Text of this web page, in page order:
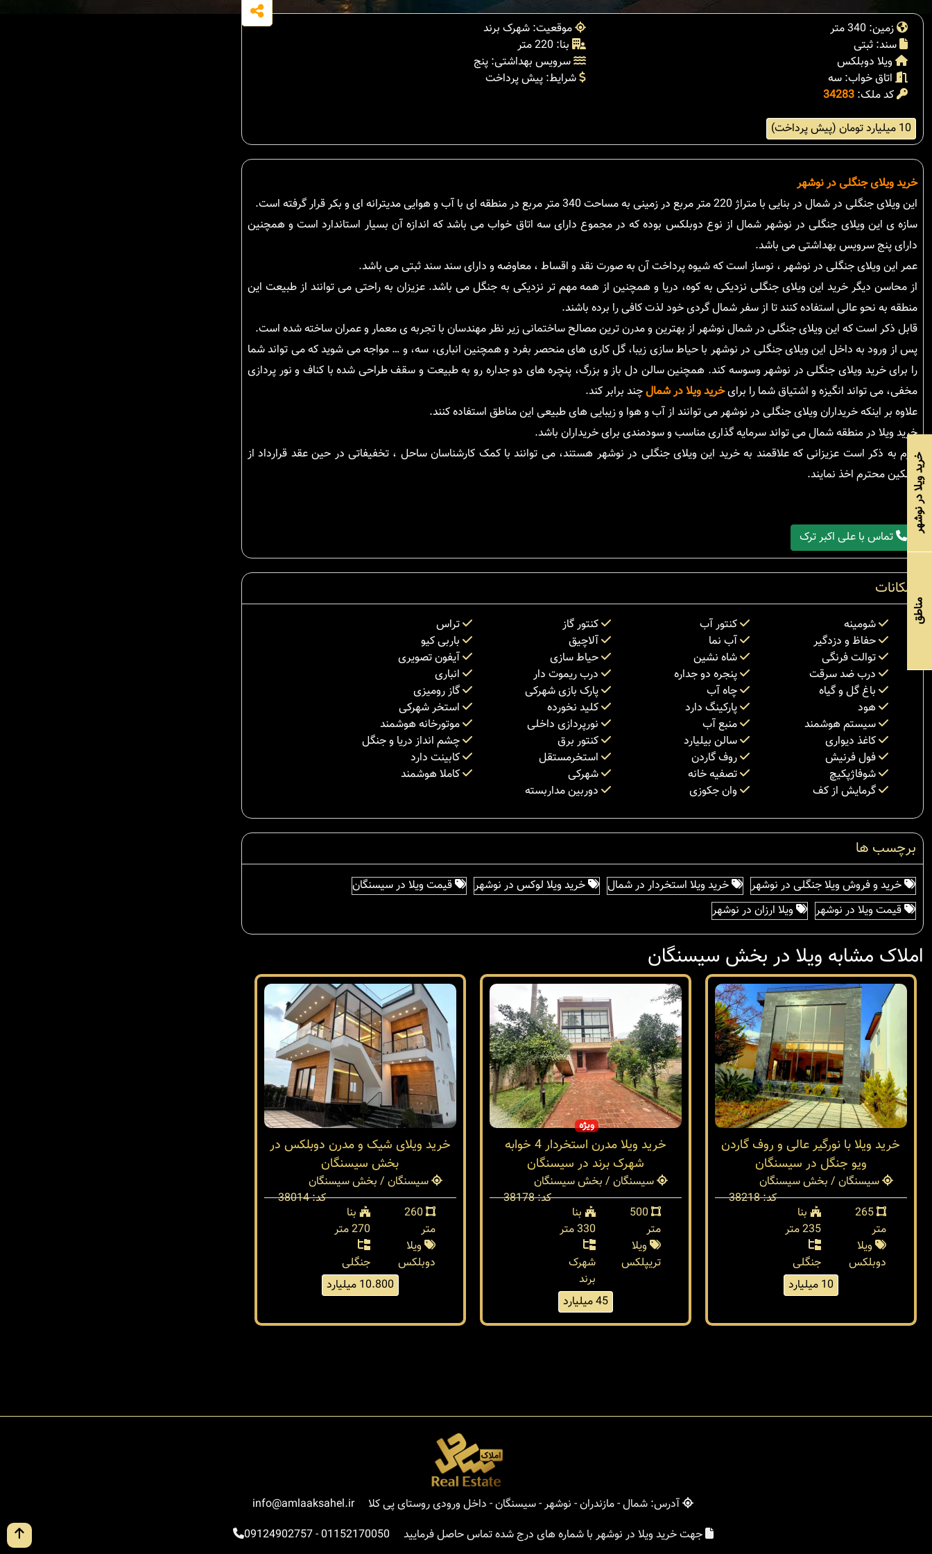
زمین: 340 متر
موقعیت: شهرک برند
سند: ثبتی
بنا: 220 متر
ویلا دوبلکس
سرویس بهداشتی: پنج
اتاق خواب: سه
شرایط: پیش پرداخت
کد ملک: 34283
10 میلیارد تومان (پیش پرداخت)
خرید ویلای جنگلی در نوشهر
این ویلای جنگلی در شمال در بنایی با متراژ 220 متر مربع در زمینی به مساحت 340 متر مربع در منطقه ای با آب و هوایی مدیترانه ای و بکر قرار گرفته است.
سازه ی این ویلای جنگلی در نوشهر شمال از نوع دوبلکس بوده که در مجموع دارای سه اتاق خواب می باشد که اندازه آن بسیار استاندارد است و همچنین
دارای پنج سرویس بهداشتی می باشد.
عمر این ویلای جنگلی در نوشهر ، نوساز است که شیوه پرداخت آن به صورت نقد و اقساط ، معاوضه و دارای سند سند ثبتی می باشد.
از محاسن دیگر خرید این ویلای جنگلی نزدیکی به کوه، دریا و همچنین از همه مهم تر نزدیکی به جنگل می باشد. عزیزان به راحتی می توانند از طبیعت این
منطقه به نحو عالی استفاده کنند تا از سفر شمال گردی خود لذت کافی را برده باشند.
قابل ذکر است که این ویلای جنگلی در شمال نوشهر از بهترین و مدرن ترین مصالح ساختمانی زیر نظر مهندسان با تجربه ی معمار و عمران ساخته شده است.
پس از ورود به داخل این ویلای جنگلی در نوشهر با حیاط سازی زیبا، گل کاری های منحصر بفرد و همچنین انباری، سه، و … مواجه می شوید که می تواند شما
را برای خرید ویلای جنگلی در نوشهر وسوسه کند. همچنین سالن دل باز و بزرگ، پنچره های دو جداره رو به طبیعت و سقف طراحی شده با کناف و نور پردازی
مخفی، می تواند انگیزه و اشتیاق شما را برایخرید ویلا در شمالچند برابر کند.
علاوه بر اینکه خریداران ویلای جنگلی در نوشهر می توانند از آب و هوا و زیبایی های طبیعی این مناطق استفاده کنند.
خرید ویلا در منطقه شمال می تواند سرمایه گذاری مناسب و سودمندی برای خریداران باشد.
لازم به ذکر است عزیزانی که علاقمند به خرید این ویلای جنگلی در نوشهر هستند، می توانند با کمک کارشناسان ساحل ، تخفیفاتی در حین عقد قرارداد از
مالکین محترم اخذ نمایند.
تماس با علی اکبر ترک
امکانات
شومینه کنتور آب کنتور گاز
تراس
حفاظ و دزدگیر
آب نما آلاچیق
باربی کیو
توالت فرنگی
شاه نشین حیاط سازی
آیفون تصویری
درب ضد سرقت
پنجره دو جداره درب ریموت دار
انباری
باغ گل و گیاه
چاه آب پارک بازی شهرکی
گاز رومیزی
هود
پارکینگ دارد کلید نخورده
استخر شهرکی
سیستم هوشمند
منبع آب نورپردازی داخلی
موتورخانه هوشمند
کاغذ دیواری
سالن بیلیارد کنتور برق
چشم انداز دریا و جنگل
فول فرنیش
روف گاردن استخرمستقل
کابینت دارد
شوفاژپکیچ
تصفیه خانه شهرکی
کاملا هوشمند
گرمایش از کف
وان جکوزی دوربین مداربسته
برچسب ها
خرید و فروش ویلا جنگلی در نوشهر خرید ویلا استخردار در شمال خرید ویلا لوکس در نوشهر
قیمت ویلا در سیسنگان
قیمت ویلا در نوشهر
ویلا ارزان در نوشهر
املاک مشابه ویلا در بخش سیسنگان
خرید ویلا با نورگیر عالی و روف گاردن
ویو جنگل در سیسنگان
سیسنگان / بخش سیسنگان
کد: 38218
265
متر
بنا
235 متر
ویلا
دوبلکس
جنگلی
10 میلیارد
ویژه
خرید ویلا مدرن استخردار 4 خوابه
شهرک برند در سیسنگان
سیسنگان / بخش سیسنگان
کد: 38178
500
متر
بنا
330 متر
ویلا
تریپلکس
شهرک
برند
45 میلیارد
خرید ویلای شیک و مدرن دوبلکس در
بخش سیسنگان
سیسنگان / بخش سیسنگان
کد: 38014
260
متر
بنا
270 متر
ویلا
دوبلکس
جنگلی
10.800 میلیارد
آدرس: شمال - مازندران - نوشهر - سیسنگان - داخل ورودی روستای پی کلا
info@amlaaksahel.ir
جهت خرید ویلا در نوشهر با شماره های درج شده تماس حاصل فرمایید
01152170050
-
09124902757
خرید ویلا در نوشهر
مناطق